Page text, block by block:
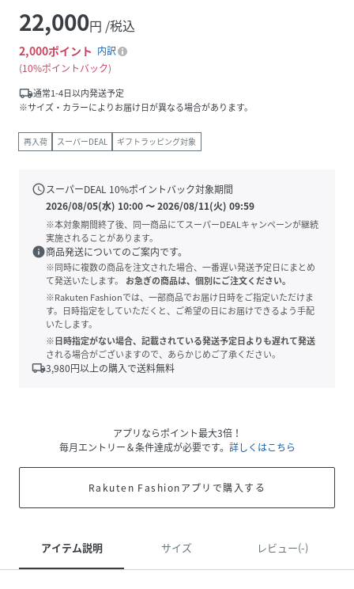
22,000円 /税込
2,000ポイント 内訳
10%ポイントバック
local_shipping通常1-4日以内発送予定
※サイズ・カラーによりお届け日が異なる場合があります。
再入荷 スーパーDEAL ギフトラッピング対象
scheduleスーパーDEAL 10%ポイントバック対象期間
2026/08/05(水) 10:00〜2026/08/11(火) 09:59
※本対象期間終了後、同一商品にてスーパーDEALキャンペーンが継続
実施されることがあります。
info商品発送についてのご案内です。
※同時に複数の商品を注文された場合、一番遅い発送予定日にまとめ
て発送いたします。
お急ぎの商品は、個別にご注文ください。
※Rakuten Fashionでは、一部商品でお届け日時をご指定いただけま
す。日時指定をしていただくと、ご希望の日にお届けできるよう手配
いたします。
※日時指定がない場合、記載されている発送予定日よりも遅れて発送
される場合がございますので、あらかじめご了承ください。
local_shipping3,980円以上の購入で送料無料
アプリならポイント最大3倍！
毎月エントリー＆条件達成が必要です。 詳しくはこちら
Rakuten Fashionアプリで購入する
アイテム説明 サイズ レビュー(-)